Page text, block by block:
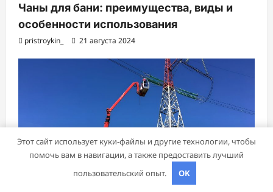
Чаны для бани: преимущества, виды и
особенности использования
pristroykin_ 21 августа 2024
Этот сайт использует куки-файлы и другие технологии, чтобы
помочь вам в навигации, а также предоставить лучший
пользовательский опыт.
OK